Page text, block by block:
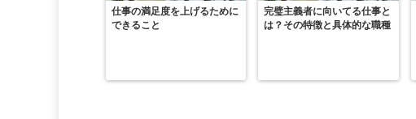
仕事の満足度を上げるために
できること
完璧主義者に向いてる仕事と
は？その特徴と具体的な職種